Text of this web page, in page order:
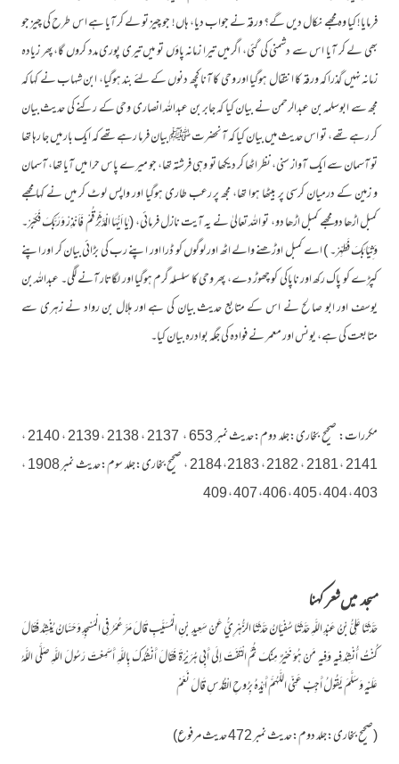
فرمایا! کیا وہ مجھے نکال دیں گے؟ ورقہ نے جواب دیا، ہاں! جو چیز تو لے کر آیا ہے اس طرح کی چیز جو
بھی لے کر آیا اس سے دشمنی کی گئی، اگر میں تیرا زمانہ پاؤں تو میں تیری پوری مدد کروں گا، پھر زیادہ
زمانہ نہیں گذرا کہ ورقہ کا انتقال ہوگیا اور وحی کا آنا کچھ دنوں کے لئے بند ہوگیا، ابن شہاب نے کہا کہ
مجھ سے ابوسلمہ بن عبدالرحمن نے بیان کیا کہ جابر بن عبداللہ انصاری وحی کے رکنے کی حدیث بیان
کر رہے تھے، تو اس حدیث میں بیان کیا کہ آنحضرت ﷺ بیان فرما رہے تھے کہ ایک بار میں جا رہا تھا
تو آسمان سے ایک آواز سنی، نظر اٹھا کر دیکھا تو وہی فرشتہ تھا، جو میرے پاس حرا میں آیا تھا، آسمان
و زمین کے درمیان کرسی پر بیٹھا ہوا تھا، مجھ پر رعب طاری ہوگیا اور واپس لوٹ کر میں نے کہا مجھے
کمبل اڑھا دو مجھے کمبل اڑھا دو، تو اللہ تعالیٰ نے یہ آیت نازل فرمائی، (يٰا اَيُّهَا الْمُدَّثِّرُ قُمْ فَاَنْذِرْ وَرَبَّكَ فَكَبِّرْ۔
وَثِيَابَكَ فَطَهِّرْ۔ ) اے کمبل اوڑھنے والے اٹھ اور لوگوں کو ڈرا اور اپنے رب کی بڑائی بیان کر اور اپنے
کپڑے کو پاک رکھ اور ناپاکی کو چھوڑ دے، پھر وحی کا سلسلہ گرم ہوگیا اور لگاتار آنے لگی۔ عبداللہ بن
یوسف اور ابو صالح نے اس کے متابع حدیث بیان کی ہے اور ہلال بن رواد نے زہری سے
متابعت کی ہے، یونس اور معمر نے فوادہ کی جگہ بوادرہ بیان کیا۔
مکررات: صحیح بخاری:جلد دوم:حدیث نمبر 653 ، 2137 ، 2138 ، 2139 ، 2140 ،
2141 ، 2181 ، 2182 ، 2183، 2184 ، صحیح بخاری:جلد سوم:حدیث نمبر 1908 ،
403 ، 404 ، 405 ، 406، 407 ، 409
مسجد میں شعر کہنا
حَدَّثَنَا عَلِيُّ بْنُ عَبْدِ اللَّهِ حَدَّثَنَا سُفْيَانُ حَدَّثَنَا الزُّهْرِيُّ عَنْ سَعِيدِ بْنِ الْمُسَيَّبِ قَالَ مَرَّ عُمَرُ فِي الْمَسْجِدِ وَحَسَّانُ يُنْشِدُ فَقَالَ
کُنْتُ أُنْشِدُ فِيهِ وَفِيهِ مَنْ هُوَ خَيْرٌ مِنْکَ ثُمَّ الْتَفَتَ إِلَی أَبِي هُرَيْرَةَ فَقَالَ أَنْشُدُکَ بِاللَّهِ أَسَمِعْتَ رَسُولَ اللَّهِ صَلَّی اللَّهُ
عَلَيْهِ وَسَلَّمَ يَقُولُ أَجِبْ عَنِّي اللَّهُمَّ أَيِّدْهُ بِرُوحِ الْقُدُسِ قَالَ نَعَمْ
(صحیح بخاری:جلد دوم:حدیث نمبر 472 حدیث مرفوع)